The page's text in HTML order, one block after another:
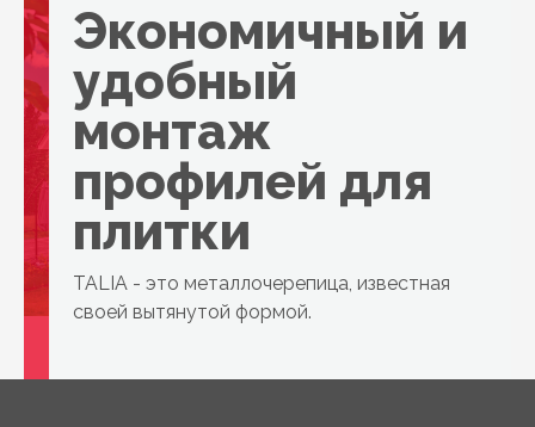
Экономичный и
удобный
монтаж
профилей для
плитки
TALIA - это металлочерепица, известная
своей вытянутой формой.